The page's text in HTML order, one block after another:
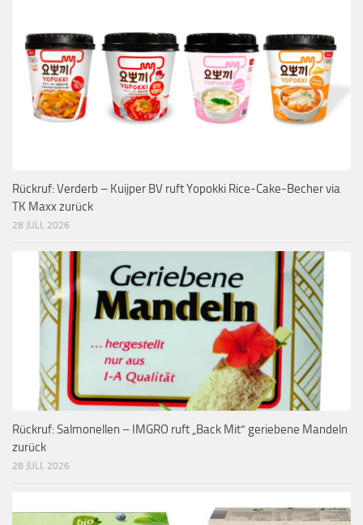
Rückruf: Verderb – Kuijper BV ruft Yopokki Rice-Cake-Becher via
TK Maxx zurück
28 JULI, 2026
Rückruf: Salmonellen – IMGRO ruft „Back Mit“ geriebene Mandeln
zurück
28 JULI, 2026